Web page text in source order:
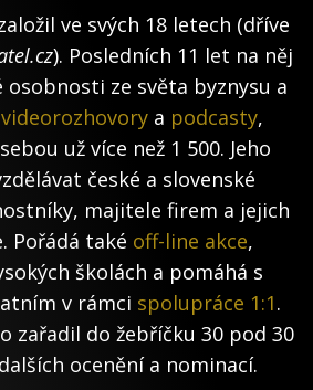
ve svých 18 letech (dříve
). Posledních 11 let na něj
osobnosti ze světa byznysu a
videorozhovorya podcasty,
už více než 1 500. Jeho
české a slovenské
majitele firem a jejich
Pořádá také off-line akce,
školách a pomáhá s
v rámci spolupráce 1:1.
zařadil do žebříčku 30 pod 30
ocenění a nominací.